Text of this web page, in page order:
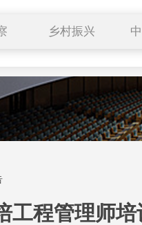
闻
乡村振兴
工程管理师